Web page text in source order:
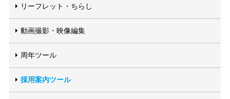
リーフレット・ちらし
動画撮影・映像編集
周年ツール
採用案内ツール